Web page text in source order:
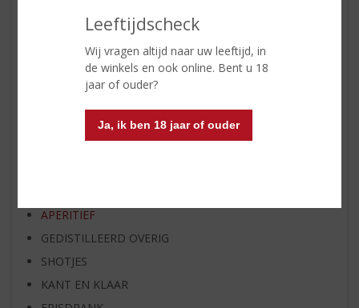
Leeftijdscheck
Wij vragen altijd naar uw leeftijd, in
de winkels en ook online. Bent u 18
jaar of ouder?
Ja, ik ben 18 jaar of ouder
WHISKY VAN DE MAAND
RUM VAN DE MAAND
BIER VAN DE MAAND
EXCLUSIEF TOPSLIJTER
APERITIEF
GEDISTILLEERD OVERIG
SHOTJES
KANT EN KLAAR